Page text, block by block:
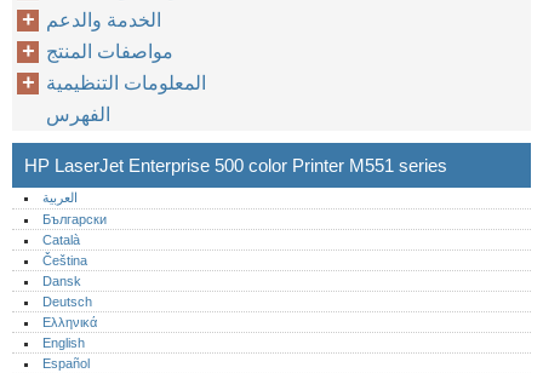
الخدمة والدعم
مواصفات المنتج
المعلومات التنظيمية
الفهرس
HP LaserJet Enterprise 500 color Printer M551 series
العربية
Български
Català
Čeština
Dansk
Deutsch
Ελληνικά
English
Español